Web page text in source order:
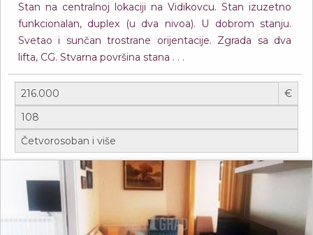
Stan na centralnoj lokaciji na Vidikovcu. Stan izuzetno
funkcionalan, duplex (u dva nivoa). U dobrom stanju.
Svetao i sunčan trostrane orijentacije. Zgrada sa dva
lifta, CG. Stvarna površina stana . . .
€